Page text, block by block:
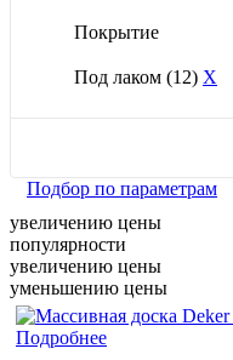
Покрытие
Под лаком (12) X
Подбор по параметрам
увеличению цены
популярности
увеличению цены
уменьшению цены
Подробнее